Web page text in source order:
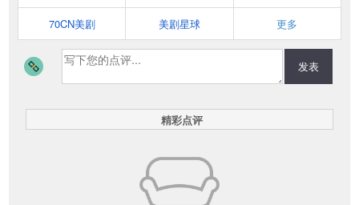
70CN美剧 美剧星球 更多
发表
精彩点评